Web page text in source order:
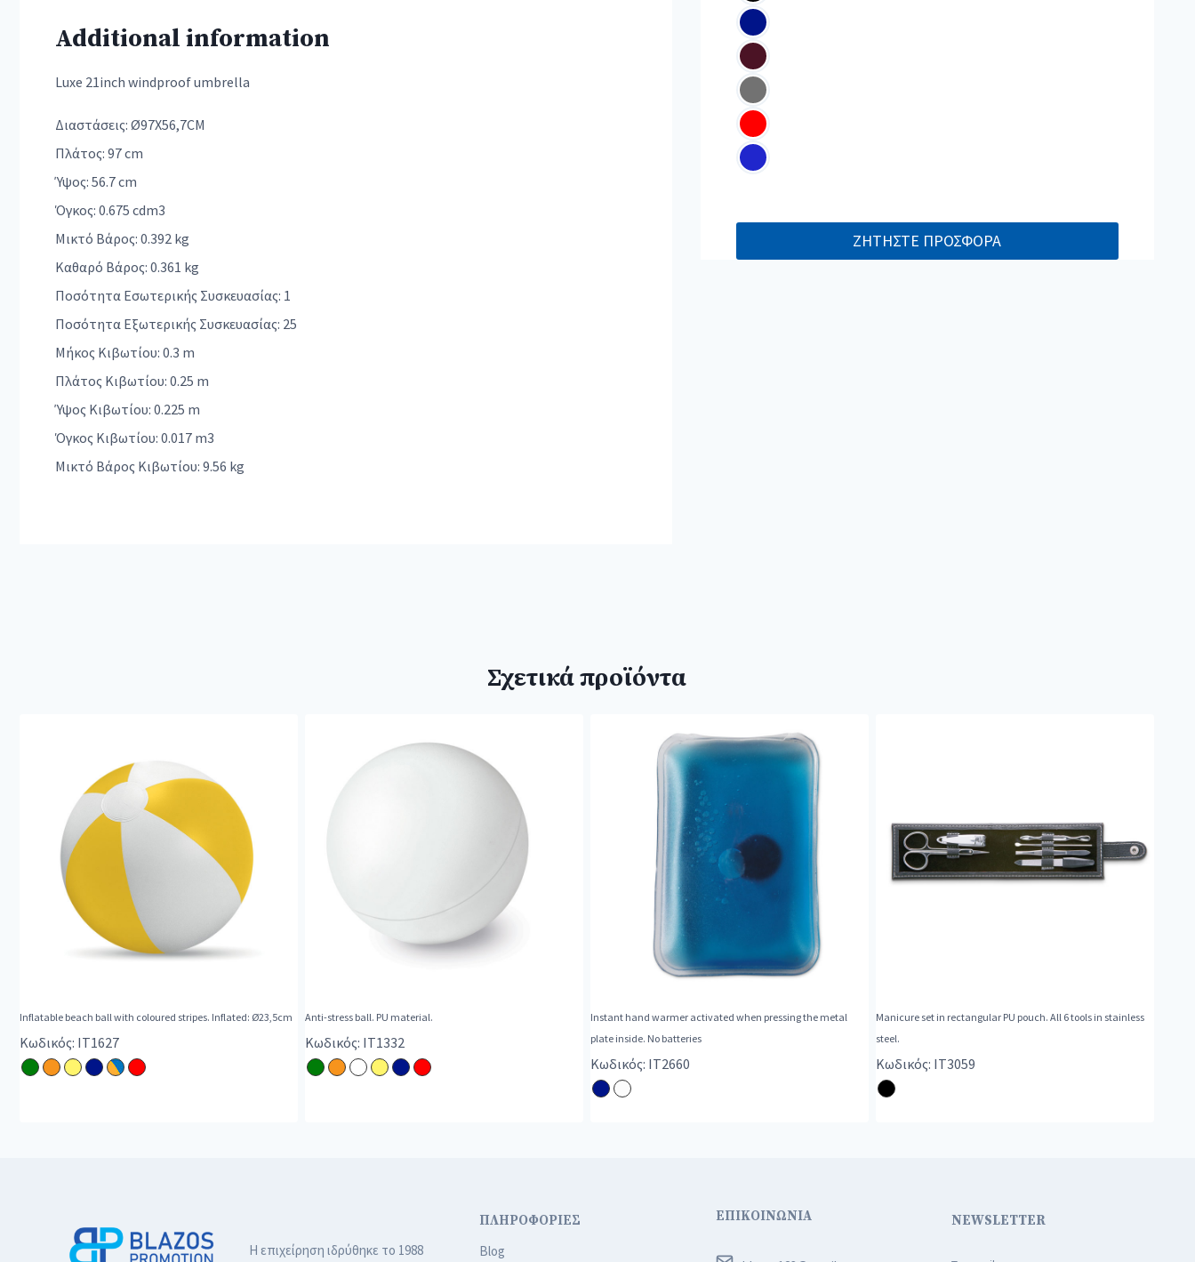
Additional information
Luxe 21inch windproof umbrella
Διαστάσεις: Ø97X56,7CM
Πλάτος: 97 cm
Ύψος: 56.7 cm
Όγκος: 0.675 cdm3
Μικτό Βάρος: 0.392 kg
Καθαρό Βάρος: 0.361 kg
Ποσότητα Εσωτερικής Συσκευασίας: 1
Ποσότητα Εξωτερικής Συσκευασίας: 25
Μήκος Κιβωτίου: 0.3 m
Πλάτος Κιβωτίου: 0.25 m
Ύψος Κιβωτίου: 0.225 m
Όγκος Κιβωτίου: 0.017 m3
Μικτό Βάρος Κιβωτίου: 9.56 kg
ΖΗΤΗΣΤΕ ΠΡΟΣΦΟΡΑ
Σχετικά προϊόντα
Inflatable beach ball with coloured stripes. Inflated: Ø23,5cm
Κωδικός: IT1627
Anti-stress ball. PU material.
Κωδικός: IT1332
Instant hand warmer activated when pressing the metal
plate inside. No batteries
Κωδικός: IT2660
Manicure set in rectangular PU pouch. All 6 tools in stainless
steel.
Κωδικός: IT3059
Η επιχείρηση ιδρύθηκε το 1988
ΠΛΗΡΟΦΟΡΙΕΣ
Blog
ΕΠΙΚΟΙΝΩΝΙΑ NEWSLETTER